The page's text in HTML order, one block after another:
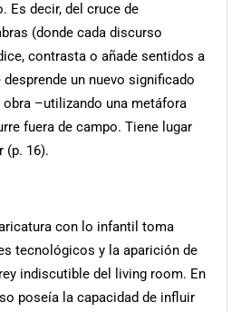
Es decir, del cruce de
(donde cada discurso
contrasta o añade sentidos a
un nuevo significado
–utilizando una metáfora
fuera de campo. Tiene lugar
(p. 16).
con lo infantil toma
tecnológicos y la aparición de
indiscutible del living room. En
poseía la capacidad de influir